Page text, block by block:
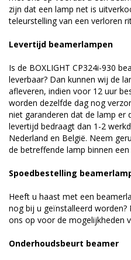
zijn dat een lamp net is
teleurstelling van een verloren
Levertijd beamerlampen
Is de BOXLIGHT CP324i-930
leverbaar? Dan kunnen wij de
afleveren, indien voor 12 uur
worden dezelfde dag nog
niet garanderen dat de lamp er
levertijd bedraagt dan 1-2
Nederland en België. Neem
de betreffende lamp binnen
Spoedbestelling
Heeft u haast met een
nog bij u geïnstalleerd worden?
ons op voor de mogelijkheden
Onderhoudsbeurt beamer